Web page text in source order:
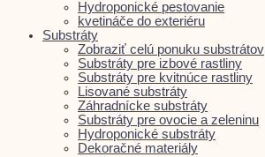
Hydroponické pestovanie
kvetináče do exteriéru
Substráty
Zobraziť celú ponuku substrátov
Substráty pre izbové rastliny
Substráty pre kvitnúce rastliny
Lisované substráty
Záhradnícke substráty
Substráty pre ovocie a zeleninu
Hydroponické substráty
Dekoračné materiály